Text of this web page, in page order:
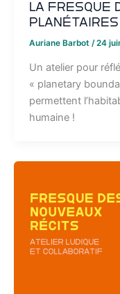
La
Planétaires
Auriane Barbot /24
Un atelier pour
« planetary
permettent
humaine !